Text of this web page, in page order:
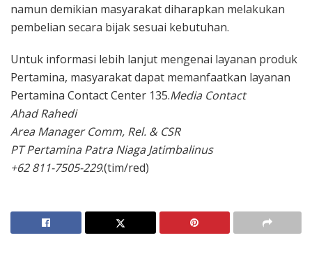
namun demikian masyarakat diharapkan melakukan
pembelian secara bijak sesuai kebutuhan.
Untuk informasi lebih lanjut mengenai layanan produk
Pertamina, masyarakat dapat memanfaatkan layanan
Pertamina Contact Center 135.Media Contact
Ahad Rahedi
Area Manager Comm, Rel. & CSR
PT Pertamina Patra Niaga Jatimbalinus
+62 811-7505-229.(tim/red)